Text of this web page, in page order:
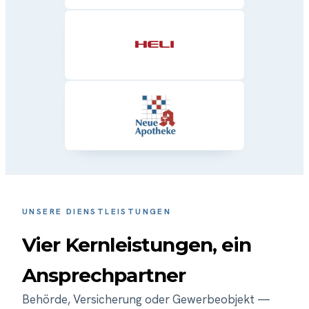
UNSERE DIENSTLEISTUNGEN
Vier Kernleistungen, ein
Ansprechpartner
Behörde, Versicherung oder Gewerbeobjekt —